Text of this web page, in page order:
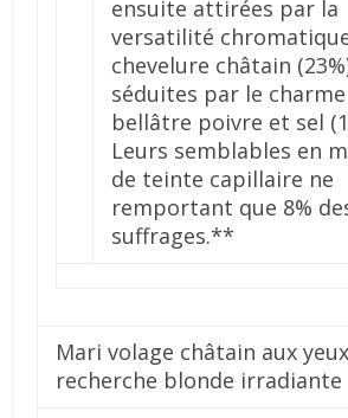
ensuite attirées par la
versatilité chromatique
chevelure châtain
séduites par le charme
bellâtre poivre et sel
Leurs semblables en
de teinte capillaire ne
remportant que 8%
suffrages.**
Mari volage châtain aux
recherche blonde irradiante